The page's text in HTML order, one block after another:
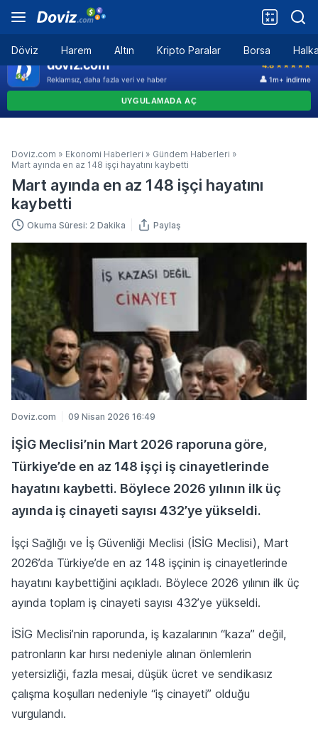
Döviz Harem Altın Kripto Paralar Borsa
Doviz.com » Ekonomi Haberleri » Gündem Haberleri »
Mart ayında en az 148 işçi hayatını kaybetti
Mart ayında en az 148 işçi hayatını
kaybetti
Okuma Süresi: 2 Dakika Paylaş
Doviz.com 09 Nisan 2026 16:49
İŞİG Meclisi’nin Mart 2026 raporuna göre,
Türkiye’de en az 148 işçi iş cinayetlerinde
hayatını kaybetti. Böylece 2026 yılının ilk üç
ayında iş cinayeti sayısı 432’ye yükseldi.
İşçi Sağlığı ve İş Güvenliği Meclisi (İSİG Meclisi), Mart
2026’da Türkiye’de en az 148 işçinin iş cinayetlerinde
hayatını kaybettiğini açıkladı. Böylece 2026 yılının ilk üç
ayında toplam iş cinayeti sayısı 432’ye yükseldi.
İSİG Meclisi’nin raporunda, iş kazalarının “kaza” değil,
patronların kar hırsı nedeniyle alınan önlemlerin
yetersizliği, fazla mesai, düşük ücret ve sendikasız
çalışma koşulları nedeniyle “iş cinayeti” olduğu
vurgulandı.